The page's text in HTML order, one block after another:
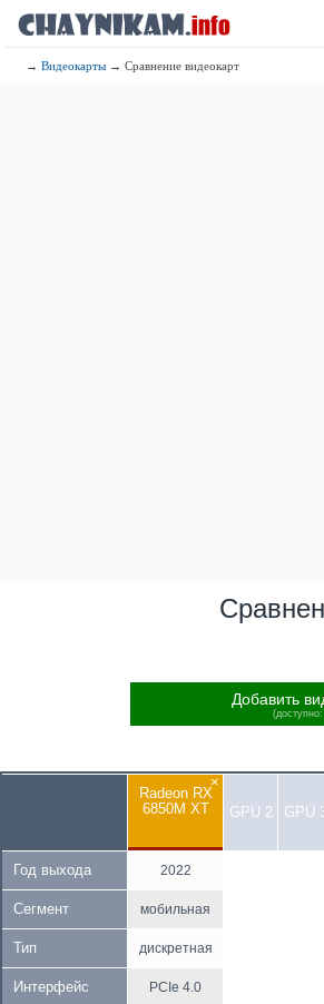
→Видеокарты → Сравнение видеокарт
Добавить
×
Radeon RX
6850M XT
GPU 2 GPU
Год выхода 2022
Сегмент мобильная
Тип дискретная
Интерфейс PCIe 4.0